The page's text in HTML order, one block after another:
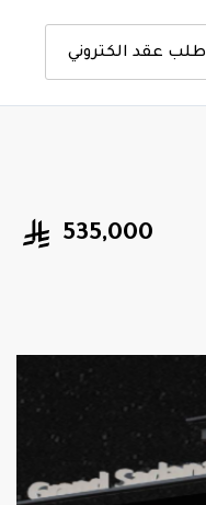
طلب عقد الكتروني
535,000